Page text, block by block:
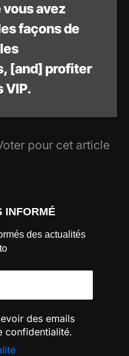
avez
façons de
[and] profiter
VIP.
pour cet article
INFORMÉ
des actualités
des emails
confidentialité.